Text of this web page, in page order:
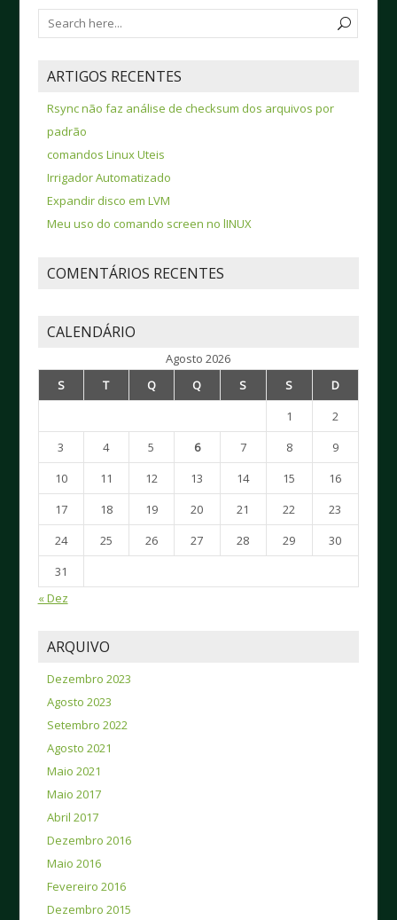
ARTIGOS RECENTES
Rsync não faz análise de checksum dos arquivos por
padrão
comandos Linux Uteis
Irrigador Automatizado
Expandir disco em LVM
Meu uso do comando screen no lINUX
COMENTÁRIOS RECENTES
CALENDÁRIO
Agosto 2026
S
T Q Q S S
D
1
2
3
4 5 6 7 8
9
10
11 12 13 14 15
16
17
18 19 20 21 22
23
24
25 26 27 28 29
30
31
« Dez
ARQUIVO
Dezembro 2023
Agosto 2023
Setembro 2022
Agosto 2021
Maio 2021
Maio 2017
Abril 2017
Dezembro 2016
Maio 2016
Fevereiro 2016
Dezembro 2015